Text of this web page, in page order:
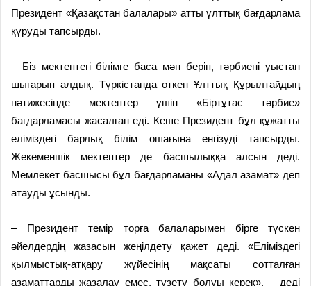
Президент «Қазақстан балалары» атты ұлттық бағдарлама
құруды тапсырды.
– Біз мектептегі білімге баса мән беріп, тәрбиені уыстан
шығарып алдық. Түркістанда өткен Ұлттық Құрылтайдың
нәтижесінде мектептер үшін «Біртұтас тәрбие»
бағдарламасы жасалған еді. Кеше Президент бұл құжатты
еліміздегі барлық білім ошағына енгізуді тапсырды.
Жекеменшік мектептер де басшылыққа алсын деді.
Мемлекет басшысы бұл бағдарламаны «Адал азамат» деп
атауды ұсынды.
– Президент темір торға балаларымен бірге түскен
әйелдердің жазасын жеңілдету қажет деді. «Еліміздегі
қылмыстық-атқару жүйесінің мақсаты сотталған
азаматтарды жазалау емес, түзету болуы керек», – деді